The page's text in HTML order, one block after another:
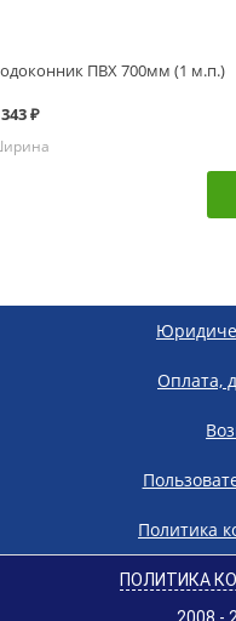
ПВХ 700мм (1 м.п.)
₽
Оплата,
Политика
ПОЛИТИКА